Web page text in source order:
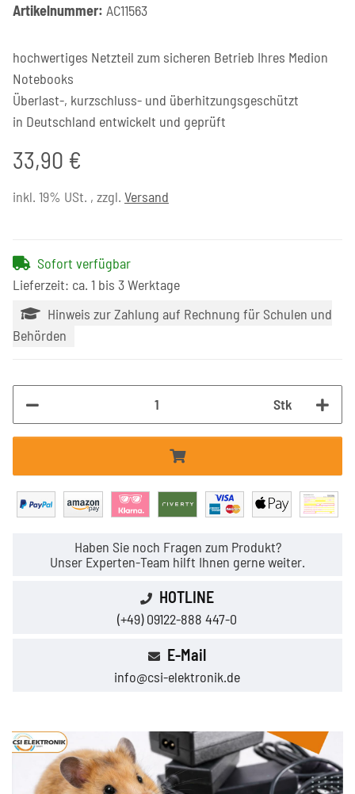
Artikelnummer: AC11563
hochwertiges Netzteil zum sicheren Betrieb Ihres Medion
Notebooks
Überlast-, kurzschluss- und überhitzungsgeschützt
in Deutschland entwickelt und geprüft
33,90 €
inkl. 19% USt. , zzgl. Versand
Sofort verfügbar
Lieferzeit: ca. 1 bis 3 Werktage
Hinweis zur Zahlung auf Rechnung für Schulen und
Behörden
Stk
Haben Sie noch Fragen zum Produkt?
Unser Experten-Team hilft Ihnen gerne weiter.
HOTLINE
(+49) 09122-888 447-0
E-Mail
info@csi-elektronik.de